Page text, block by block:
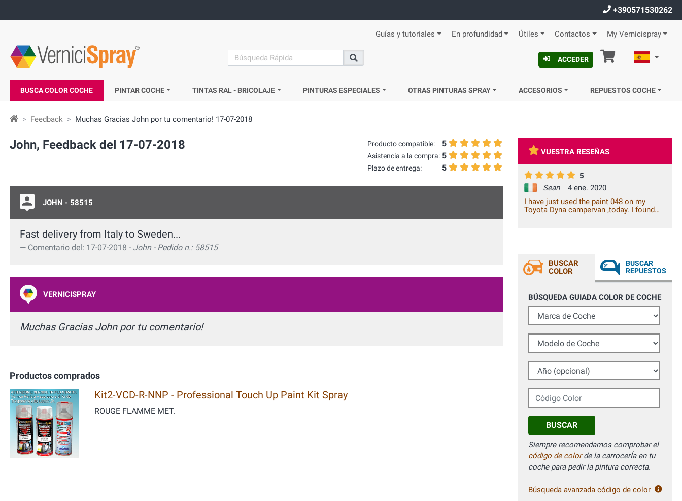
+390571530262
Guías y tutoriales En profundidad Útiles Contactos My Vernicispray
search
Buscar
ACCEDER Cesta Español
BUSCA COLOR COCHE PINTAR COCHE TINTAS RAL - BRICOLAJE PINTURAS ESPECIALES OTRAS PINTURAS SPRAY ACCESORIOS REPUESTOS COCHE
Feedback Muchas Gracias John por tu comentario! 17-07-2018
John, Feedback del 17-07-2018
Producto compatible:
Asistencia a la compra:
Plazo de entrega:
5
5
5
JOHN - 58515
Fast delivery from Italy to Sweden...
Comentario del: 17-07-2018 - John - Pedido n.: 58515
VERNICISPRAY
Muchas Gracias John por tu comentario!
Productos comprados
Kit2-VCD-R-NNP - Professional Touch Up Paint Kit Spray
ROUGE FLAMME MET.
VUESTRA RESEÑAS
5
Sean
4 ene. 2020
I have just used the paint 048 on my
Toyota Dyna campervan ,today. I found
with the result, I can say that it is the best
used. It is good value for the money.
BUSCAR
COLOR
BUSCAR
REPUESTOS
BÚSQUEDA GUIADA COLOR DE COCHE
Marca de Coche
Modelo de Coche
Año (opcional)
Código Color
BUSCAR
Siempre recomendamos comprobar el
código de colorde la carrocerÍa en tu
coche para pedir la pintura correcta.
Búsqueda avanzada código de color